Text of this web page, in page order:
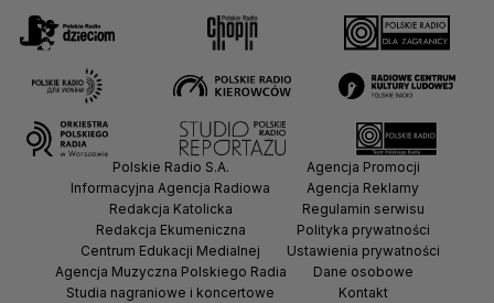
Polskie Radio S.A.
Informacyjna Agencja Radiowa
Redakcja Katolicka
Redakcja Ekumeniczna
Centrum Edukacji Medialnej
Agencja Muzyczna Polskiego Radia
Studia nagraniowe i koncertowe
Agencja Promocji
Agencja Reklamy
Regulamin serwisu
Polityka prywatności
Ustawienia prywatności
Dane osobowe
Kontakt